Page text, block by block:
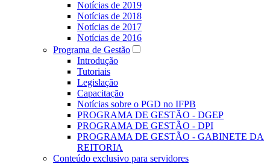
Notícias de 2019
Notícias de 2018
Notícias de 2017
Notícias de 2016
Programa de Gestão
Introdução
Tutoriais
Legislação
Capacitação
Notícias sobre o PGD no IFPB
PROGRAMA DE GESTÃO - DGEP
PROGRAMA DE GESTÃO - DPI
PROGRAMA DE GESTÃO - GABINETE DA
REITORIA
Conteúdo exclusivo para servidores